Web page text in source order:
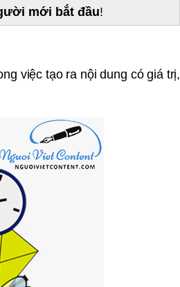
mới bắt đầu!
việc tạo ra nội dung có giá trị,